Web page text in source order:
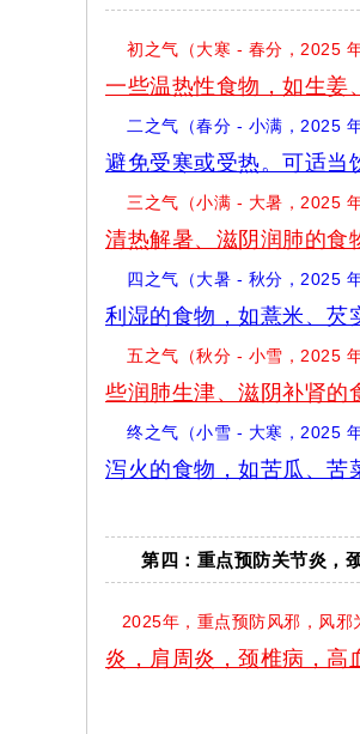
初之气（大寒 - 春分，2025
一些温热性食物，如生姜
二之气（春分 - 小满，2025
避免受寒或受热。可适当
三之气（小满 - 大暑，2025
清热解暑、滋阴润肺的食
四之气（大暑 - 秋分，2025
利湿的食物，如薏米、芡
五之气（秋分 - 小雪，2025
些润肺生津、滋阴补肾的
终之气（小雪 - 大寒，2025
泻火的食物，如苦瓜、苦
第四：重点预防关节炎，
2025年，重点预防风邪，风邪
炎，肩周炎，颈椎病，高